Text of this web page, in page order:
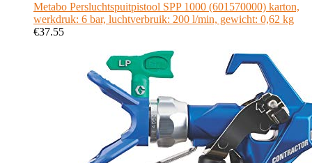
Metabo Persluchtspuitpistool SPP 1000 (601570000) karton,
werkdruk: 6 bar, luchtverbruik: 200 l/min, gewicht: 0,62 kg
€37.55